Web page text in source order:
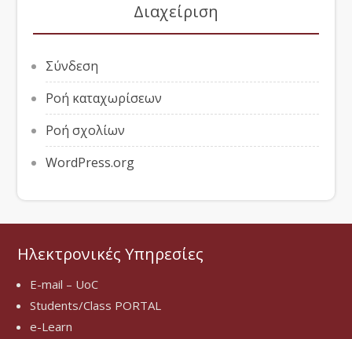
Διαχείριση
Σύνδεση
Ροή καταχωρίσεων
Ροή σχολίων
WordPress.org
Ηλεκτρονικές Υπηρεσίες
E-mail – UoC
Students/Class PORTAL
e-Learn